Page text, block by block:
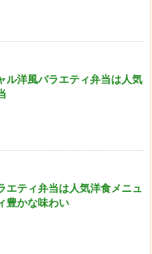
ル洋風バラエティ弁当は人気
エティ弁当は人気洋食メニュ
豊かな味わい